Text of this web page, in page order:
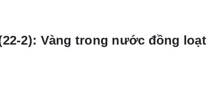
2): Vàng trong nước đồng loạt